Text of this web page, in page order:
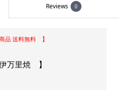
Reviews 0
品 送料無料 】
万里焼 】